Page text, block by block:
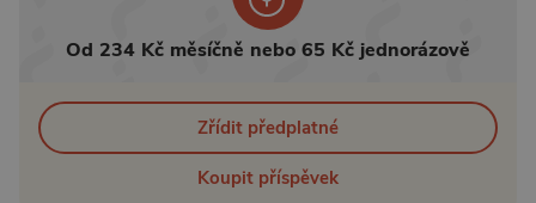
Od 234 Kč měsíčně nebo 65 Kč jednorázově
Zřídit předplatné
Koupit příspěvek